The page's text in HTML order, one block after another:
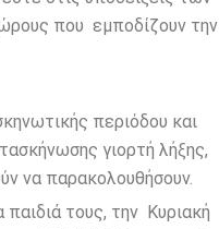
που εμποδίζουν την
περιόδου και
γιορτή λήξης,
να παρακολουθήσουν.
τους, την Κυριακή